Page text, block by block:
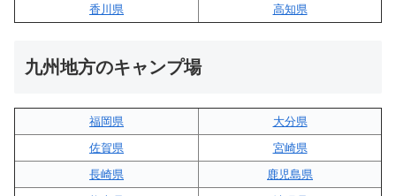
香川県
高知県
九州地方のキャンプ場
福岡県
大分県
佐賀県
宮崎県
長崎県
鹿児島県